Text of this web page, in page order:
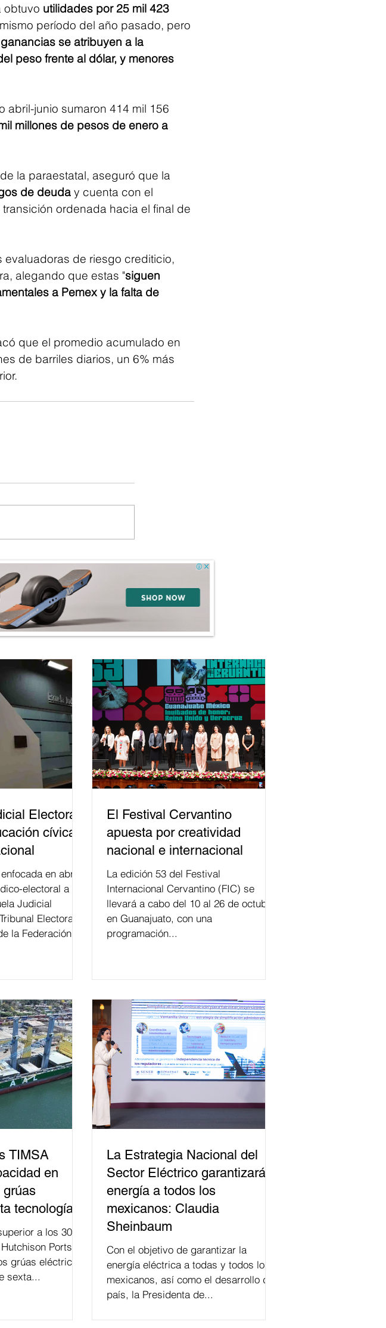
obtuvo utilidades por 25 mil 423
período del año pasado, pero
se atribuyen a la
peso frente al dólar, y menores
abril-junio sumaron 414 mil 156
millones de pesos de enero a
la paraestatal, aseguró que la
de deuda y cuenta con el
ordenada hacia el final de
de riesgo crediticio,
alegando que estas "siguen
a Pemex y la falta de
que el promedio acumulado en
de barriles diarios, un 6% más
Electoral
cívica
en abrir
electoral a la
Judicial
Electoral
la Federación ha
y el
la EJE en la
electoral como
parte de las
no forma
El Festival Cervantino
apuesta por creatividad
nacional e internacional
La edición 53 del Festival
Internacional Cervantino (FIC) se
llevará a cabo del 10 al 26 de octubre
en Guanajuato, con una
programación...
TIMSA
en
grúas
tecnología
a los 300
Ports
grúas eléctricas
sexta...
La Estrategia Nacional del
Sector Eléctrico garantizará
energía a todos los
mexicanos: Claudia
Sheinbaum
Con el objetivo de garantizar la
energía eléctrica a todas y todos los
mexicanos, así como el desarrollo del
país, la Presidenta de...